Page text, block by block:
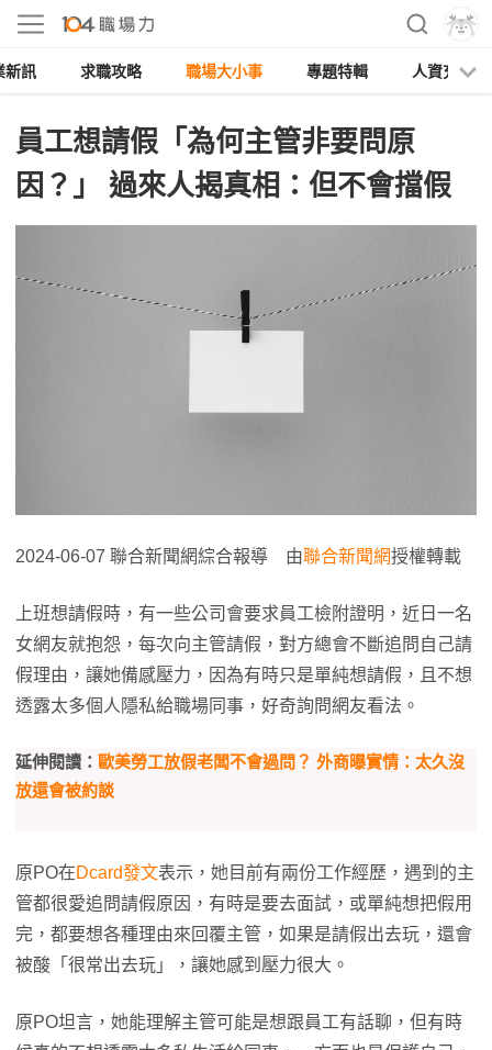
新訊 求職攻略 職場大小事 專題特輯 人資充電
員工想請假「為何主管非要問原
因？」 過來人揭真相：但不會擋假
2024-06-07 聯合新聞網綜合報導 由聯合新聞網授權轉載
上班想請假時，有一些公司會要求員工檢附證明，近日一名
女網友就抱怨，每次向主管請假，對方總會不斷追問自己請
假理由，讓她備感壓力，因為有時只是單純想請假，且不想
透露太多個人隱私給職場同事，好奇詢問網友看法。
延伸閱讀： 歐美勞工放假老闆不會過問？ 外商曝實情：太久沒
放還會被約談
原PO在Dcard發文表示，她目前有兩份工作經歷，遇到的主
管都很愛追問請假原因，有時是要去面試，或單純想把假用
完，都要想各種理由來回覆主管，如果是請假出去玩，還會
被酸「很常出去玩」，讓她感到壓力很大。
原PO坦言，她能理解主管可能是想跟員工有話聊，但有時